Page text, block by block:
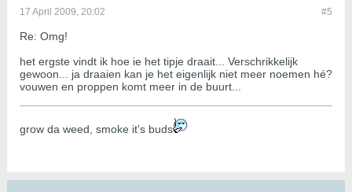
#5
17 April 2009, 20:02
Re: Omg!
het ergste vindt ik hoe ie het tipje draait... Verschrikkelijk
gewoon... ja draaien kan je het eigenlijk niet meer noemen hé?
vouwen en proppen komt meer in de buurt...
grow da weed, smoke it's buds